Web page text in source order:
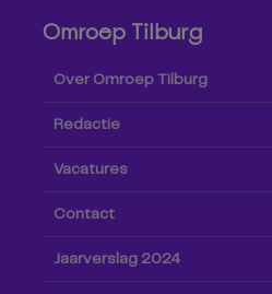
Omroep Tilburg
Over Omroep Tilburg
Redactie
Vacatures
Contact
Jaarverslag 2024